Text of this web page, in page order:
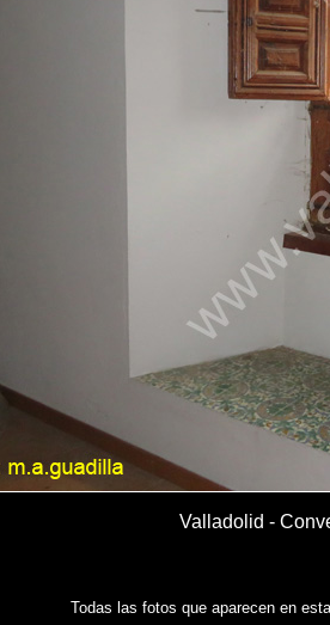
Valladolid -
Todas las fotos que aparecen en